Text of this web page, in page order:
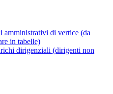
amministrativi di vertice (da
in tabelle)
dirigenziali (dirigenti non